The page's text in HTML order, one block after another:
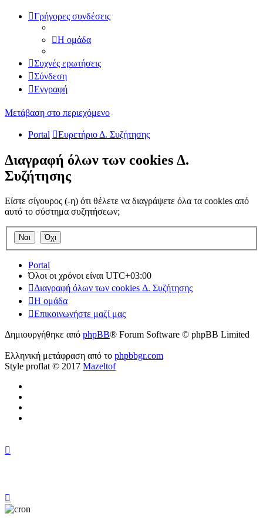
Γρήγορες συνδέσεις
Η ομάδα
Συχνές ερωτήσεις
Σύνδεση
Εγγραφή
Μετάβαση στο περιεχόμενο
Portal Ευρετήριο Δ. Συζήτησης
Διαγραφή όλων των cookies Δ.
Συζήτησης
Είστε σίγουρος (-η) ότι θέλετε να διαγράψετε όλα τα cookies από
αυτό το σύστημα συζητήσεων;
Portal
Όλοι οι χρόνοι είναι UTC+03:00
Διαγραφή όλων των cookies Δ. Συζήτησης
Η ομάδα
Επικοινωνήστε μαζί μας
Δημιουργήθηκε από phpBB® Forum Software © phpBB Limited
Ελληνική μετάφραση από το phpbbgr.com
Style proflat © 2017 Mazeltof